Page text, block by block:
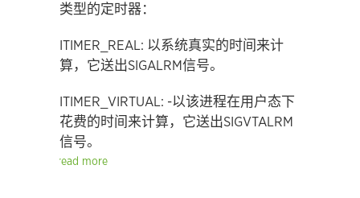
类型的定时器：
ITIMER_REAL: 以系统真实的时间来计
算，它送出SIGALRM信号。
ITIMER_VIRTUAL: -以该进程在用户态下
花费的时间来计算，它送出SIGVTALRM
信号。
read more